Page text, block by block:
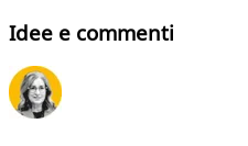
Idee e commenti